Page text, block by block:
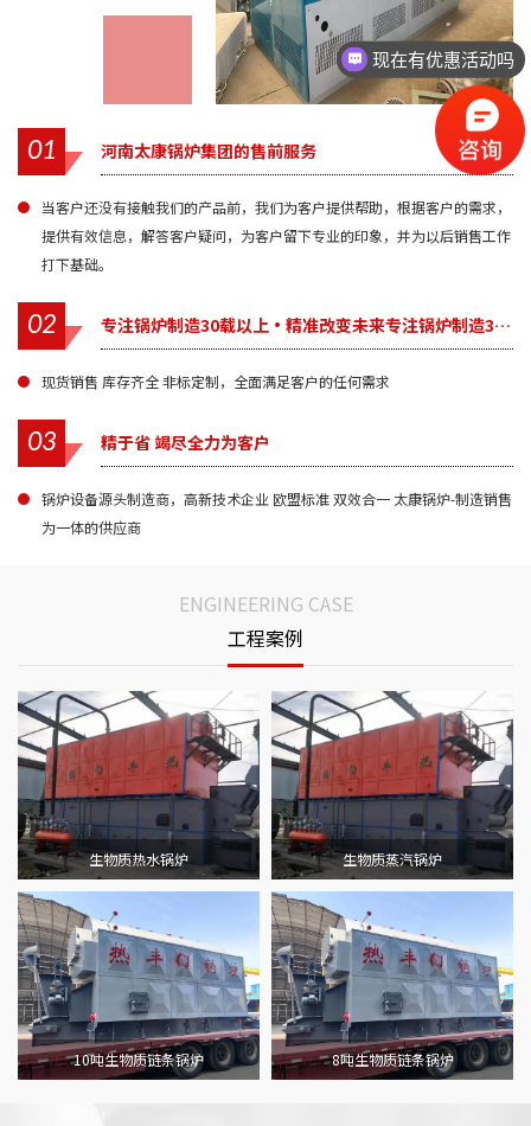
01 河南太康锅炉集团的售前服务
当客户还没有接触我们的产品前，我们为客户提供帮助，根据客户的需求，
提供有效信息，解答客户疑问，为客户留下专业的印象，并为以后销售工作
打下基础。
02 专注锅炉制造30载以上·精准改变未来专注锅炉制造30载以上·精准改变未来
现货销售 库存齐全 非标定制，全面满足客户的任何需求
03 精于省 竭尽全力为客户
锅炉设备源头制造商，高新技术企业 欧盟标准 双效合一 太康锅炉-制造销售
为一体的供应商
ENGINEERING CASE
工程案例
生物质热水锅炉 生物质蒸汽锅炉
10吨生物质链条锅炉 8吨生物质链条锅炉
现在有优惠活动吗